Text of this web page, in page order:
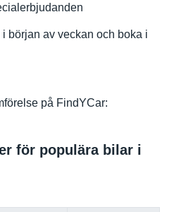
början av veckan och boka i
på FindYCar:
för populära bilar i